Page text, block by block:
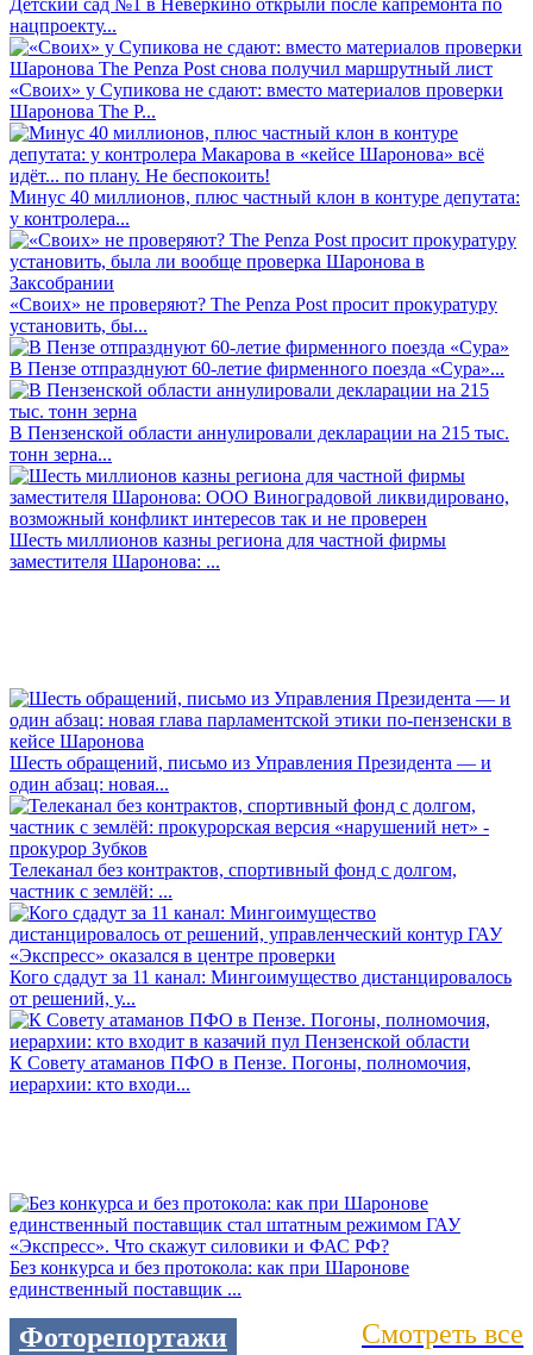
Детский сад №1 в Неверкино открыли после капремонта по
нацпроекту...
«Своих» у Супикова не сдают: вместо материалов проверки
Шаронова The P...
Минус 40 миллионов, плюс частный клон в контуре депутата:
у контролера...
«Своих» не проверяют? The Penza Post просит прокуратуру
установить, бы...
В Пензе отпразднуют 60-летие фирменного поезда «Сура»...
В Пензенской области аннулировали декларации на 215 тыс.
тонн зерна...
Шесть миллионов казны региона для частной фирмы
заместителя Шаронова: ...
Шесть обращений, письмо из Управления Президента — и
один абзац: новая...
Телеканал без контрактов, спортивный фонд с долгом,
частник с землёй: ...
Кого сдадут за 11 канал: Мингоимущество дистанцировалось
от решений, у...
К Совету атаманов ПФО в Пензе. Погоны, полномочия,
иерархии: кто входи...
Без конкурса и без протокола: как при Шаронове
единственный поставщик ...
Фоторепортажи Смотреть все